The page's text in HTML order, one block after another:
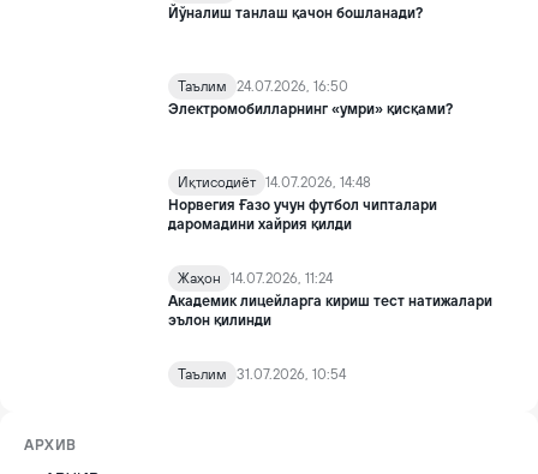
Йўналиш танлаш қачон бошланади?
Таълим
24.07.2026, 16:50
Электромобилларнинг «умри» қисқами?
Иқтисодиёт 14.07.2026, 14:48
Норвегия Ғазо учун футбол чипталари
даромадини хайрия қилди
Жаҳон
14.07.2026, 11:24
Академик лицейларга кириш тест натижалари
эълон қилинди
Таълим 31.07.2026, 10:54
АРХИВ